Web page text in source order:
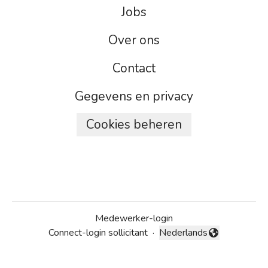
Jobs
Over ons
Contact
Gegevens en privacy
Cookies beheren
Medewerker-login
Connect-login sollicitant · Taal wijzigen
Nederlands